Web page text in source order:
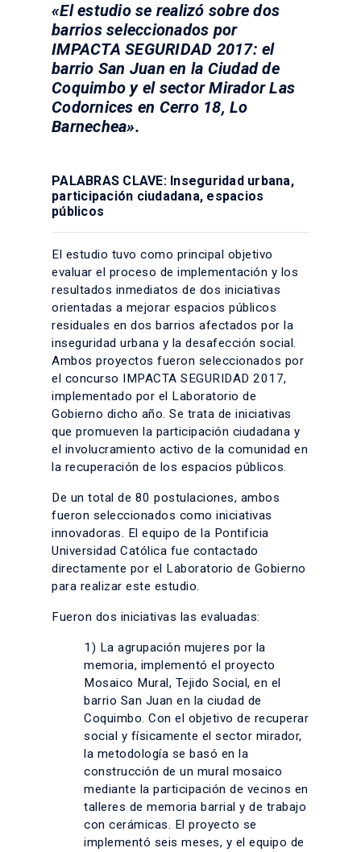
«El estudio se realizó sobre dos
barrios seleccionados por
IMPACTA SEGURIDAD 2017: el
barrio San Juan en la Ciudad de
Coquimbo y el sector Mirador Las
Codornices en Cerro 18, Lo
Barnechea».
PALABRAS CLAVE: Inseguridad urbana,
participación ciudadana, espacios
públicos
El estudio tuvo como principal objetivo
evaluar el proceso de implementación y los
resultados inmediatos de dos iniciativas
orientadas a mejorar espacios públicos
residuales en dos barrios afectados por la
inseguridad urbana y la desafección social.
Ambos proyectos fueron seleccionados por
el concurso IMPACTA SEGURIDAD 2017,
implementado por el Laboratorio de
Gobierno dicho año. Se trata de iniciativas
que promueven la participación ciudadana y
el involucramiento activo de la comunidad en
la recuperación de los espacios públicos.
De un total de 80 postulaciones, ambos
fueron seleccionados como iniciativas
innovadoras. El equipo de la Pontificia
Universidad Católica fue contactado
directamente por el Laboratorio de Gobierno
para realizar este estudio.
Fueron dos iniciativas las evaluadas:
1) La agrupación mujeres por la
memoria, implementó el proyecto
Mosaico Mural, Tejido Social, en el
barrio San Juan en la ciudad de
Coquimbo. Con el objetivo de recuperar
social y físicamente el sector mirador,
la metodología se basó en la
construcción de un mural mosaico
mediante la participación de vecinos en
talleres de memoria barrial y de trabajo
con cerámicas. El proyecto se
implementó seis meses, y el equipo de